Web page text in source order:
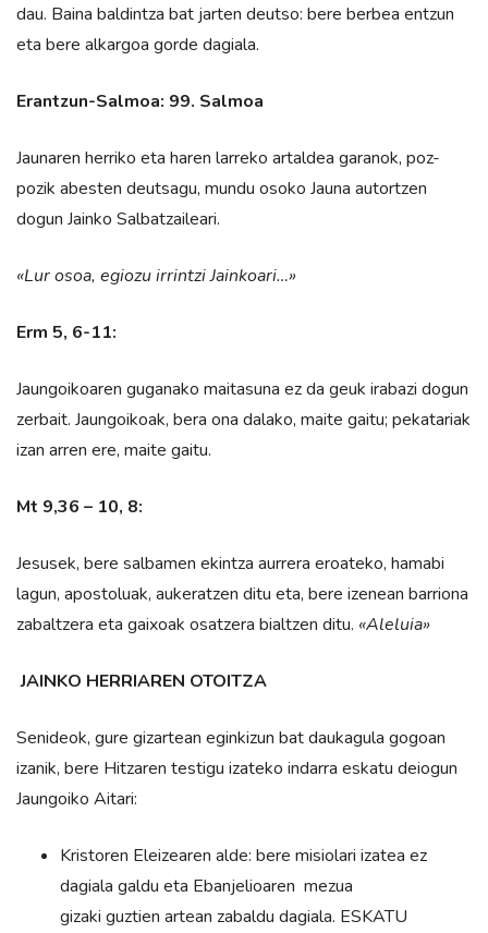
dau. Baina baldintza bat jarten deutso: bere berbea entzun
eta bere alkargoa gorde dagiala.
Erantzun-Salmoa: 99. Salmoa
Jaunaren herriko eta haren larreko artaldea garanok, poz-
pozik abesten deutsagu, mundu osoko Jauna autortzen
dogun Jainko Salbatzaileari.
«Lur osoa, egiozu irrintzi Jainkoari…»
Erm 5, 6-11:
Jaungoikoaren guganako maitasuna ez da geuk irabazi dogun
zerbait. Jaungoikoak, bera ona dalako, maite gaitu; pekatariak
izan arren ere, maite gaitu.
Mt 9,36 – 10, 8:
Jesusek, bere salbamen ekintza aurrera eroateko, hamabi
lagun, apostoluak, aukeratzen ditu eta, bere izenean barriona
zabaltzera eta gaixoak osatzera bialtzen ditu. «Aleluia»
JAINKO HERRIAREN OTOITZA
Senideok, gure gizartean eginkizun bat daukagula gogoan
izanik, bere Hitzaren testigu izateko indarra eskatu deiogun
Jaungoiko Aitari:
Kristoren Eleizearen alde: bere misiolari izatea ez
dagiala galdu eta Ebanjelioaren mezua
gizaki guztien artean zabaldu dagiala. ESKATU